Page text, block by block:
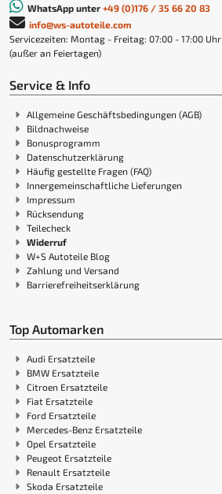
WhatsApp unter +49 (0)176 / 35 66 20 83
info@ws-autoteile.com
Servicezeiten: Montag - Freitag: 07:00 - 17:00 Uhr
(außer an Feiertagen)
Service & Info
Allgemeine Geschäftsbedingungen (AGB)
Bildnachweise
Bonusprogramm
Datenschutzerklärung
Häufig gestellte Fragen (FAQ)
Innergemeinschaftliche Lieferungen
Impressum
Rücksendung
Teilecheck
Widerruf
W+S Autoteile Blog
Zahlung und Versand
Barrierefreiheitserklärung
Top Automarken
Audi Ersatzteile
BMW Ersatzteile
Citroen Ersatzteile
Fiat Ersatzteile
Ford Ersatzteile
Mercedes-Benz Ersatzteile
Opel Ersatzteile
Peugeot Ersatzteile
Renault Ersatzteile
Skoda Ersatzteile